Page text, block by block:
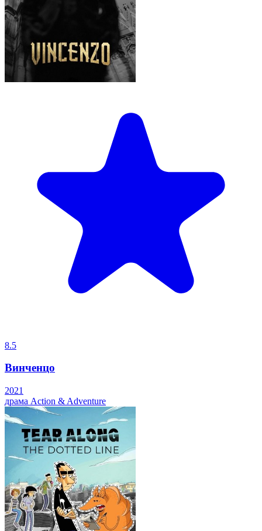
8.5
Винченцо
2021
драма Action & Adventure